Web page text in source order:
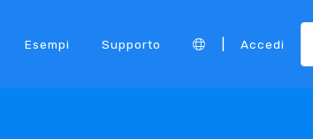
Esempi Supporto Accedi